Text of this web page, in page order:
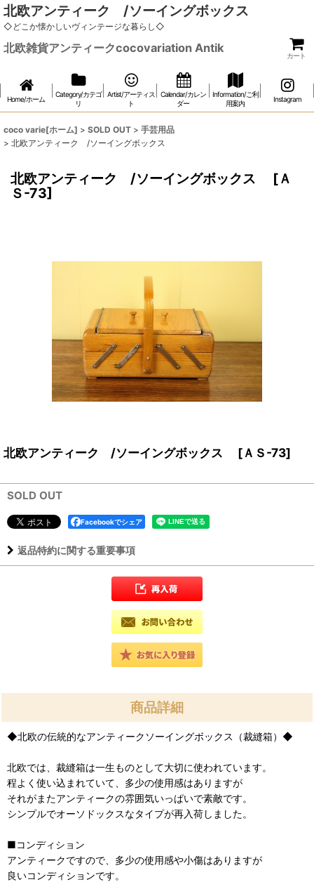
北欧アンティーク /ソーイングボックス
◇どこか懐かしいヴィンテージな暮らし◇
北欧雑貨アンティークcocovariation Antik
カート
Home/ホーム
Category/カテゴ
リ
Artist/アーティス
ト
Calendar/カレン
ダー
Information/ご利
用案内
Instagram
coco varie[ホーム] > SOLD OUT > 手芸用品
> 北欧アンティーク /ソーイングボックス
北欧アンティーク /ソーイングボックス [Ａ
Ｓ-73]
北欧アンティーク /ソーイングボックス [ＡＳ-73]
SOLD OUT
Facebookでシェア
返品特約に関する重要事項
商品詳細
◆北欧の伝統的なアンティークソーイングボックス（裁縫箱）◆
北欧では、裁縫箱は一生ものとして大切に使われています。
程よく使い込まれていて、多少の使用感はありますが
それがまたアンティークの雰囲気いっぱいで素敵です。
シンプルでオーソドックスなタイプが再入荷しました。
■コンディション
アンティークですので、多少の使用感や小傷はありますが
良いコンディションです。